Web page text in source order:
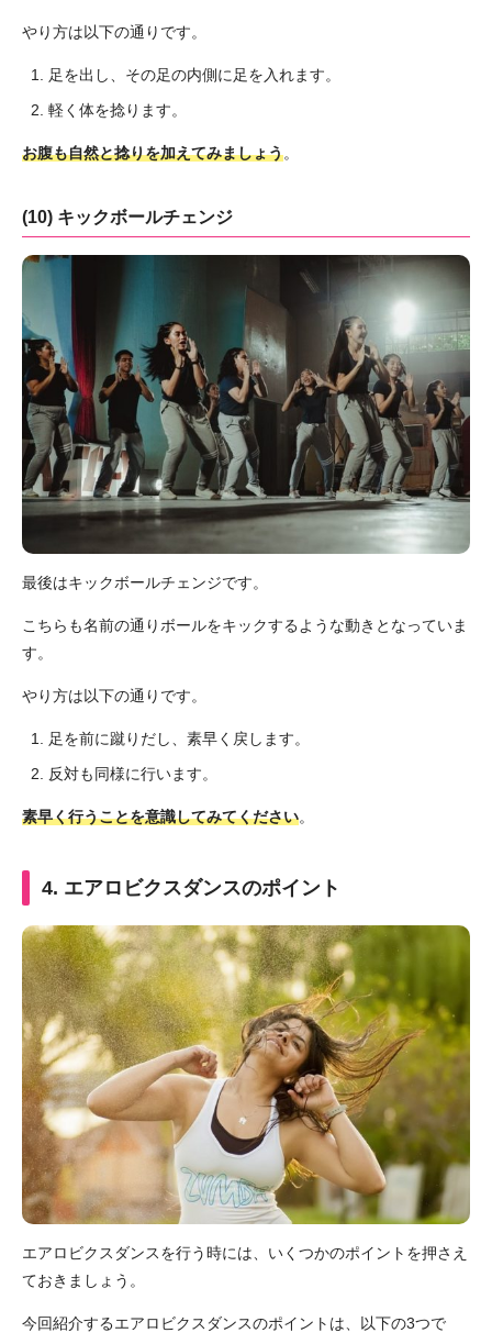
やり方は以下の通りです。
足を出し、その足の内側に足を入れます。
軽く体を捻ります。
お腹も自然と捻りを加えてみましょう。
(10) キックボールチェンジ
最後はキックボールチェンジです。
こちらも名前の通りボールをキックするような動きとなっていま
す。
やり方は以下の通りです。
足を前に蹴りだし、素早く戻します。
反対も同様に行います。
素早く行うことを意識してみてください。
4. エアロビクスダンスのポイント
エアロビクスダンスを行う時には、いくつかのポイントを押さえ
ておきましょう。
今回紹介するエアロビクスダンスのポイントは、以下の3つで